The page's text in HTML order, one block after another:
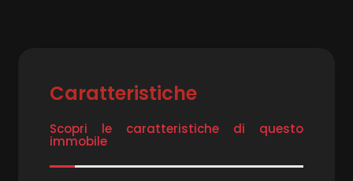
Caratteristiche
Scopri le caratteristiche di questo
immobile
minimi
Qualsiasi